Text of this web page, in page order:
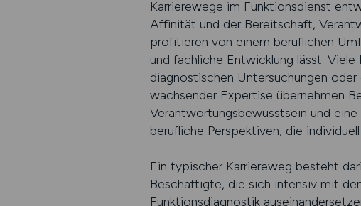
Karrierewege im Funktionsdienst
Affinität und der Bereitschaft,
profitieren von einem beruflichen
und fachliche Entwicklung lässt.
diagnostischen Untersuchungen
wachsender Expertise übernehmen
Verantwortungsbewusstsein und
berufliche Perspektiven, die
Ein typischer Karriereweg besteht
Beschäftigte, die sich intensiv mit
Funktionsdiagnostik